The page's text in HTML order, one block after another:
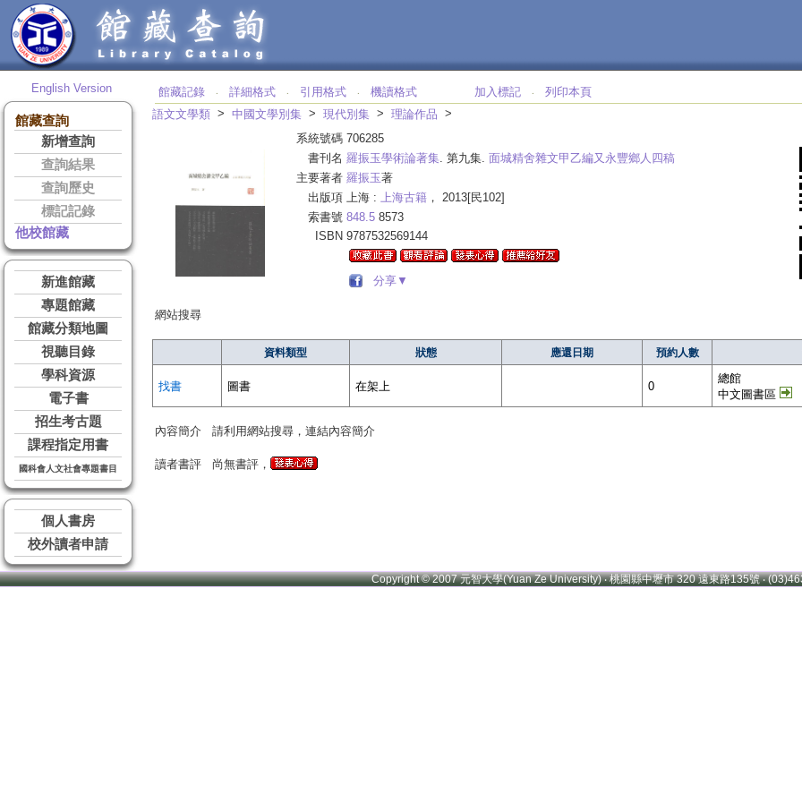
English Version
館藏查詢
新增查詢
查詢結果
查詢歷史
標記記錄
他校館藏
新進館藏
專題館藏
館藏分類地圖
視聽目錄
學科資源
電子書
招生考古題
課程指定用書
國科會人文社會專題書目
個人書房
校外讀者申請
館藏記錄 ‧ 詳細格式 ‧ 引用格式 ‧ 機讀格式 加入標記 ‧
列印本頁
語文文學類 > 中國文學別集 > 現代別集 > 理論作品 >
系統號碼 706285
書刊名 羅振玉學術論著集. 第九集. 面城精舍雜文甲乙編又永豐鄉人四稿
主要著者 羅振玉著
出版項 上海 : 上海古籍 ， 2013[民102]
索書號 848.5 8573
ISBN 9787532569144
分享▼
網站搜尋
資料類型 狀態 應還日期 預約人數
找書 圖書 在架上 0
總館
中文圖書區
內容簡介 請利用網站搜尋，連結內容簡介
讀者書評 尚無書評，
Copyright © 2007 元智大學(Yuan Ze University) ‧ 桃園縣中壢市 320 遠東路135號 ‧